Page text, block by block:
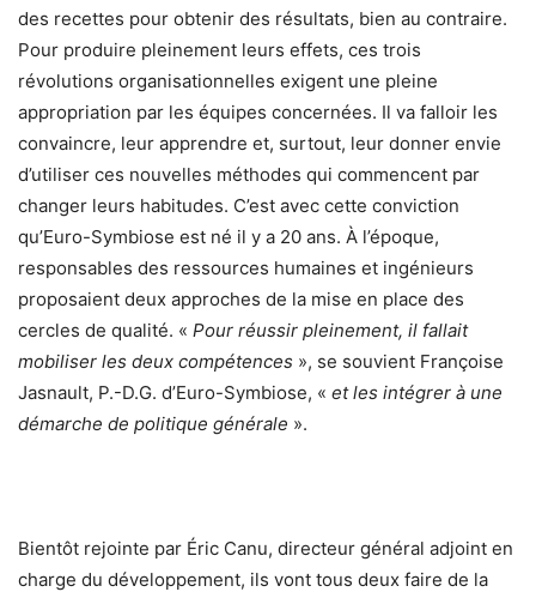
des recettes pour obtenir des résultats, bien au contraire.
Pour produire pleinement leurs effets, ces trois
révolutions organisationnelles exigent une pleine
appropriation par les équipes concernées. Il va falloir les
convaincre, leur apprendre et, surtout, leur donner envie
d’utiliser ces nouvelles méthodes qui commencent par
changer leurs habitudes. C’est avec cette conviction
qu’Euro-Symbiose est né il y a 20 ans. À l’époque,
responsables des ressources humaines et ingénieurs
proposaient deux approches de la mise en place des
cercles de qualité. « Pour réussir pleinement, il fallait
mobiliser les deux compétences », se souvient Françoise
Jasnault, P.-D.G. d’Euro-Symbiose, « et les intégrer à une
démarche de politique générale ».
Bientôt rejointe par Éric Canu, directeur général adjoint en
charge du développement, ils vont tous deux faire de la